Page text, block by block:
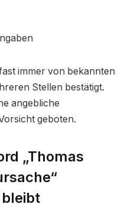
immer von bekannten
Stellen bestätigt.
angebliche
geboten.
„Thomas